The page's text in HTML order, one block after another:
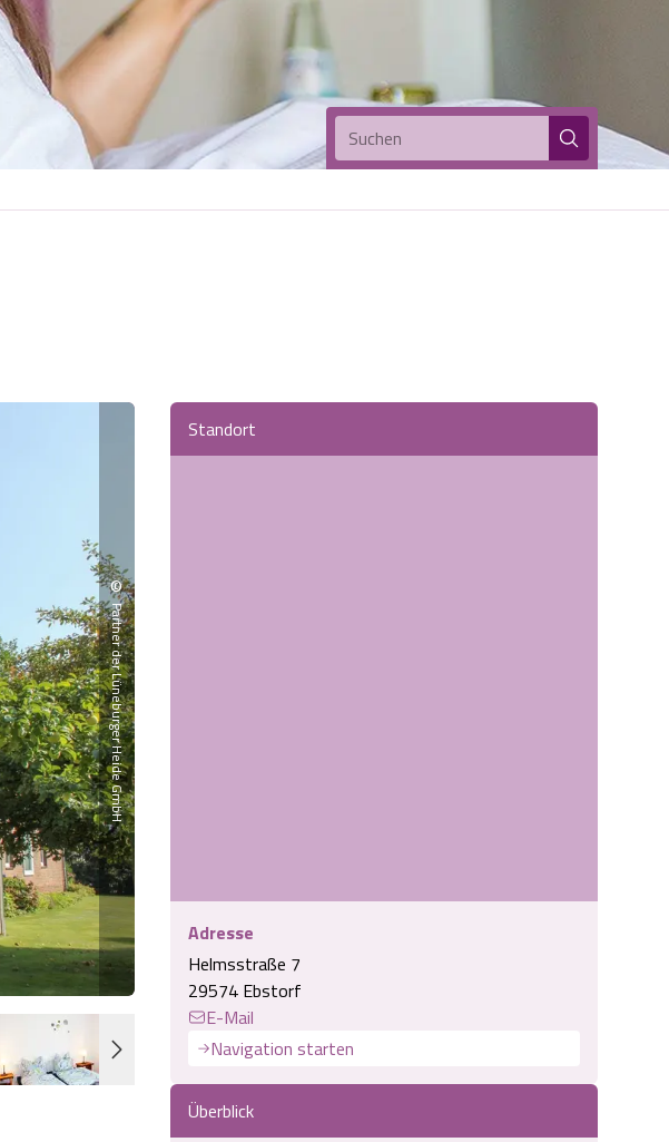
Suchen
©
Partner der Lüneburger Heide GmbH
Standort
Adresse
Helmsstraße 7
29574 Ebstorf
E-Mail
Navigation starten
Überblick